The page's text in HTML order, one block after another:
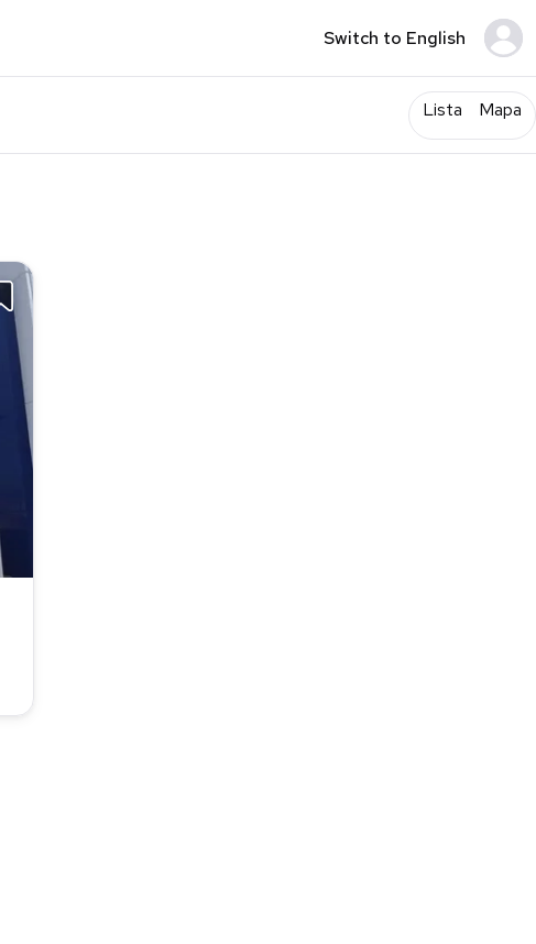
Switch to English
Lista Mapa